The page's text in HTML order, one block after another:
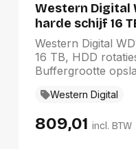
Western Digital
harde schijf 16
3.5" SATA
Western Digital
16 TB, HDD
Buffergrootte
Western Digital
809,01 incl. BTW